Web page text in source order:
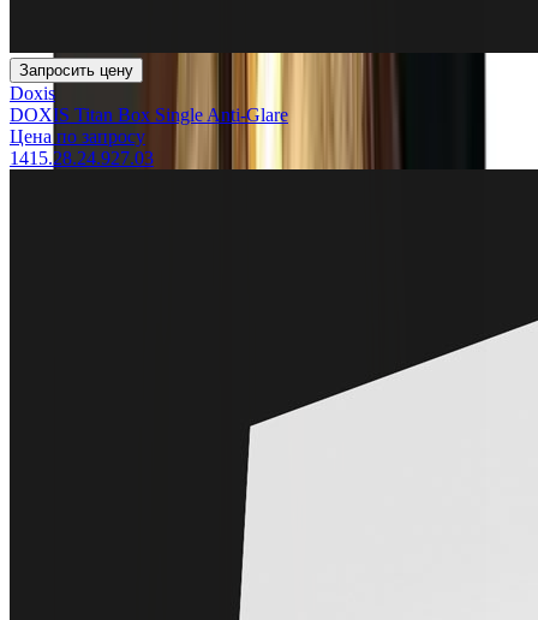
Запросить цену
Doxis
DOXIS Titan Box Single Anti-Glare
Цена по запросу
1415.28.24.927.03